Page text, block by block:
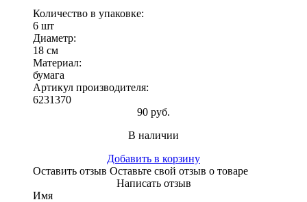
Количество в упаковке:
6 шт
Диаметр:
18 см
Материал:
бумага
Артикул производителя:
6231370
90 руб.
В наличии
Добавить в корзину
Оставить отзыв Оставьте свой отзыв о товаре
Написать отзыв
Имя